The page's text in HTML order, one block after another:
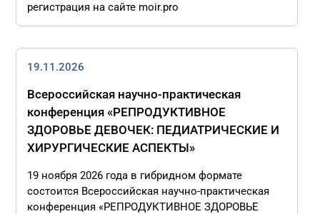
регистрация на сайте moir.pro
19.11.2026
Всероссийская научно-практическая
конференция «РЕПРОДУКТИВНОЕ
ЗДОРОВЬЕ ДЕВОЧЕК: ПЕДИАТРИЧЕСКИЕ И
ХИРУРГИЧЕСКИЕ АСПЕКТЫ»
19 ноября 2026 года в гибридном формате
состоится Всероссийская научно-практическая
конференция «РЕПРОДУКТИВНОЕ ЗДОРОВЬЕ